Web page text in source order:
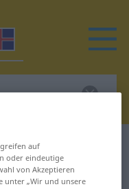
Zimt
auf
oder eindeutige
von Akzeptieren
unter „Wir und unsere